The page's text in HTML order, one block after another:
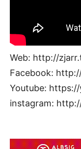
Web: http://
Facebook:
Youtube:
instagram: